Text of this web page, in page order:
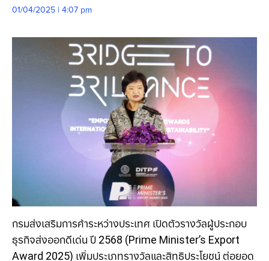
01/04/2025 | 4:07 pm
กรมส่งเสริมการค้าระหว่างประเทศ เปิดตัวรางวัลผู้ประกอบ
ธุรกิจส่งออกดีเด่น ปี 2568 (Prime Minister’s Export
Award 2025) เพิ่มประเภทรางวัลและสิทธิประโยชน์ ต่อยอด